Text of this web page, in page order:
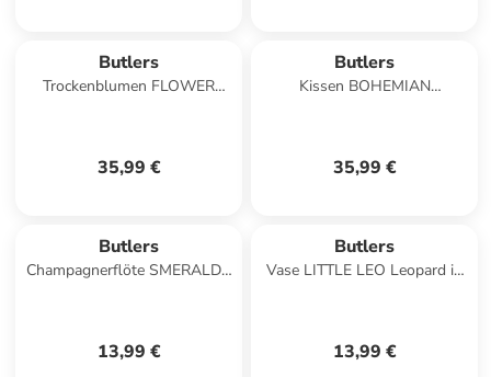
Butlers
Trockenblumen FLOWER
35,99 €
Butlers
Kissen BOHEMIAN
35,99 €
Butlers
Champagnerflöte SMERALDA
13,99 €
Butlers
Vase LITTLE LEO Leopard in
13,99 €